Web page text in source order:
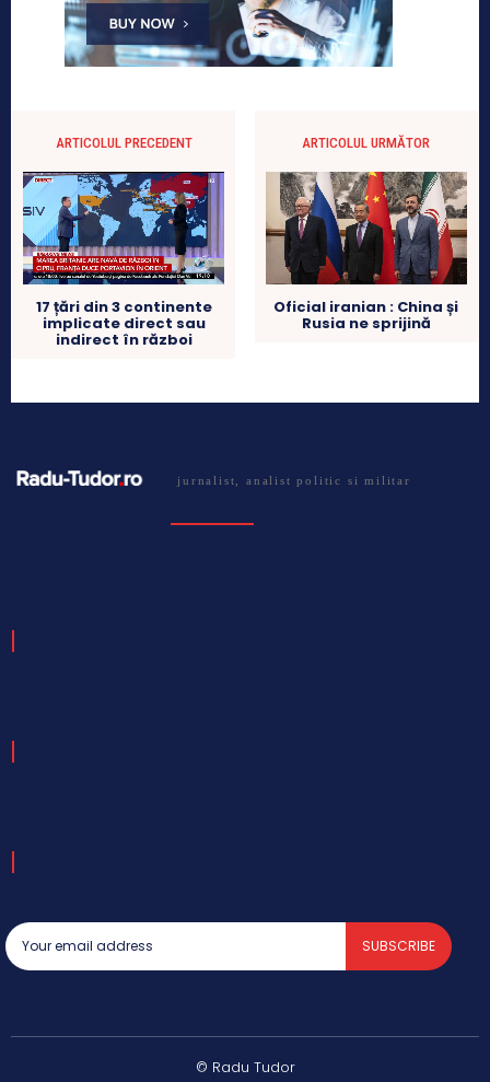
ARTICOLUL PRECEDENT
17 țări din 3 continente
implicate direct sau
indirect în război
ARTICOLUL URMĂTOR
Oficial iranian : China și
Rusia ne sprijină
jurnalist, analist politic si militar
SUBSCRIBE
© Radu Tudor